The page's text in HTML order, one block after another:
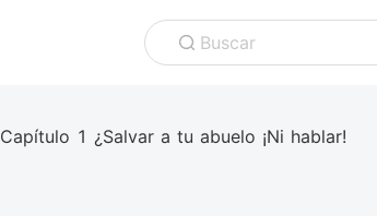
Buscar
Capítulo 1 ¿Salvar a tu abuelo ¡Ni hablar!